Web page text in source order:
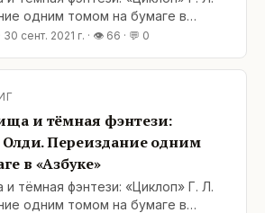
одним томом на бумаге в
друзья! Хорошая новость для
вышел роман Г. Л. Олди
30 сент. 2021 г. · 👁 66 · 💬 0
и тёмная фэнтези:
Олди. Переиздание одним
в «Азбуке»
тёмная фэнтези: «Циклоп» Г. Л.
одним томом на бумаге в